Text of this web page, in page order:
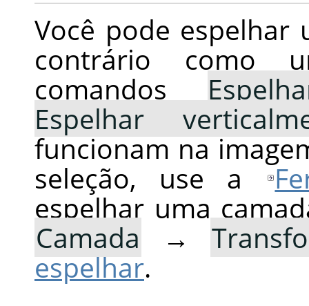
Você pode espelhar
contrário como
comandos
Espelhar
funcionam na
seleção, use a
espelhar uma
Camada →
espelhar.